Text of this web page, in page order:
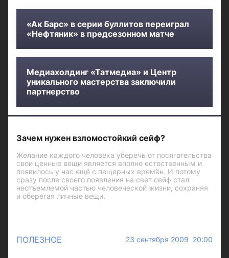
«Ак Барс» в серии буллитов переиграл
«Нефтяник» в предсезонном матче
Медиахолдинг «Татмедиа» и Центр
уникального мастерства заключили
партнерство
Зачем нужен взломостойкий сейф?
Желание каждого человека уберечь от посягательства
свои ценные вещи является вполне естественным и
появилось у нас ещё с пещерных времён. И потому
сразу после своего появления на свет сейф стал
неотъемлемой частью человеческой жизни, сохраняя
и оберегая личные вещи.
ПОЛЕЗНОЕ 23 сентября 2009 20:00